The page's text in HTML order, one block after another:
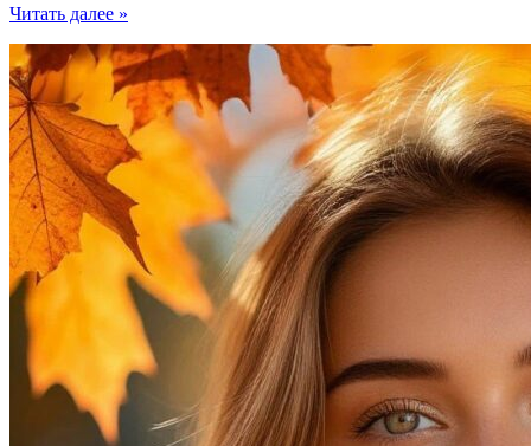
Солнцезащитный
зимой?
3
случая,
когда
SPF
крем
необходим
Читать далее »